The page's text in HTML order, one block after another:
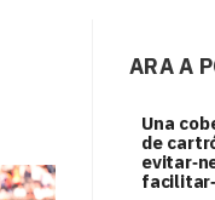
ARA A
Una
de